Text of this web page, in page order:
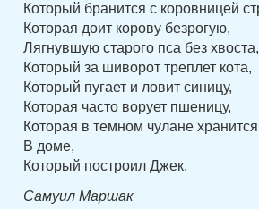
Который бранится с коровницей
Которая доит корову безрогую,
Лягнувшую старого пса без хвоста,
Который за шиворот треплет кота,
Который пугает и ловит синицу,
Которая часто ворует пшеницу,
Которая в темном чулане хранится
В доме,
Который построил Джек.
Самуил Маршак